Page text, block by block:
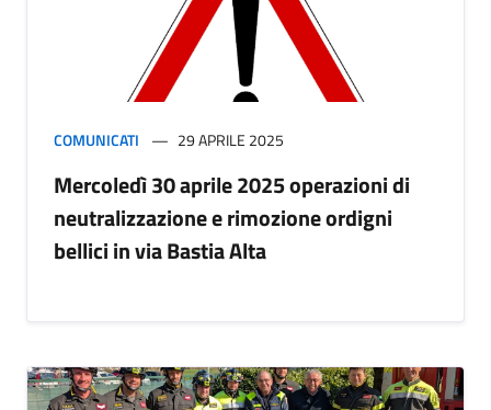
COMUNICATI 29 APRILE 2025
Mercoledì 30 aprile 2025 operazioni di
neutralizzazione e rimozione ordigni
bellici in via Bastia Alta